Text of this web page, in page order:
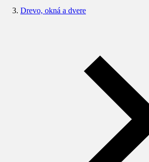
Drevo, okná a dvere